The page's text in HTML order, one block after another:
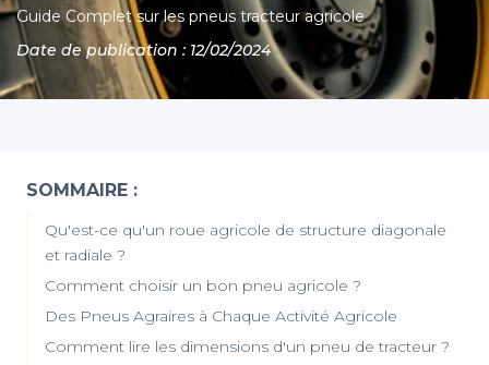
Guide Complet sur les pneus tracteur agricole
Date de publication : 12/02/2024
SOMMAIRE :
Qu'est-ce qu'un roue agricole de structure diagonale
et radiale ?
Comment choisir un bon pneu agricole ?
Des Pneus Agraires à Chaque Activité Agricole
Comment lire les dimensions d'un pneu de tracteur ?